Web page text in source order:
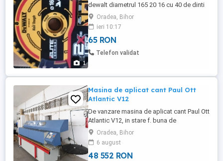
1
dewalt diametrul 165 20 16 cu 40 de dinti
Oradea, Bihor
ieri 10:17
65 RON
Telefon validat
Masina de aplicat cant Paul Ott
Atlantic V12
De vanzare masina de aplicat cant Paul Ott
Atlantic V12, in stare f. buna de
functionare, productie Austria. -an fabr.
1997 - grosime cant ABS PVC: 0,4 - 3 mm -
grosime placa: 8 - 42 mm Unitate de lipire
cu adeziv granule, ferăstraie pentru tăiere
Oradea, Bihor
6 august
48 552 RON